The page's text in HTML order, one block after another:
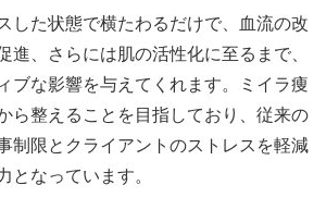
した状態で横たわるだけで、血流の改
進、さらには肌の活性化に至るまで、
ブな影響を与えてくれます。ミイラ痩
ら整えることを目指しており、従来の
制限とクライアントのストレスを軽減
となっています。